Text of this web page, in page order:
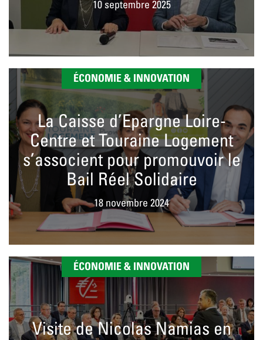
10 septembre 2025
ÉCONOMIE & INNOVATION
La Caisse d’Epargne Loire-
Centre et Touraine Logement
s’associent pour promouvoir le
Bail Réel Solidaire
18 novembre 2024
ÉCONOMIE & INNOVATION
Visite de Nicolas Namias en